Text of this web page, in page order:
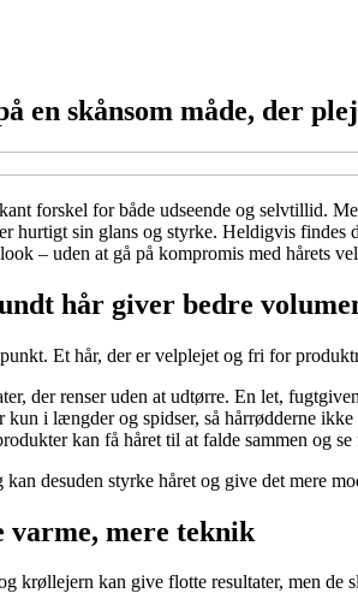
en skånsom måde, der
forskel for både udseende og selvtillid.
hurtigt sin glans og styrke. Heldigvis
– uden at gå på kompromis med hårets
hår giver bedre
Et hår, der er velplejet og fri for
der renser uden at udtørre. En let,
kun i længder og spidser, så hårrødderne ikke
kan få håret til at falde sammen og
desuden styrke håret og give det mere
varme, mere teknik
krøllejern kan give flotte resultater, men de